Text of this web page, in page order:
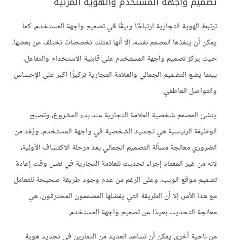
ترتبط الهوية التجارية ارتباطًا وثيقًا في تصميم واجهة المستخدم، كما
يمكن أن ينفذها المصمم نفسه، إلا أنها تمتلك تخصصات تختلف عن بعضها،
حيث يركز تصميم واجهة المستخدم على قابلية الاستخدام والتفاعل،
بينما يضع التصميم الجمالي والعلامة التجارية تركيزًا أكبر على الإحساس
والتواصل العاطفي.
ينشئ المصمم شخصية العلامة التجارية عند بدء المشروع، وتصبح
الوظيفة الرئيسية هي تجسيد الشخصية في واجهة المستخدم، ويُعَد من
الضروري معالجة مسألة التصميم الجمالي بعد مرحلة الاكتشاف الأولية،
لأنه من غير المعتاد إجراء تحديث للعلامة التجارية في نفس وقت إعادة
تصميم موقع الويب، وعلى الرغم من عدم وجود طريقة صحيحة للتعامل
مع هذا الأمر، إلا أن الطريقة التي يفضلها المصممون المحترفون، هي
معالجة التحديث بعيدًا عن تصميم واجهة المستخدم.
من ناحية أخرى يمكن أن تساعد العديد من التمارين في تحديد هوية